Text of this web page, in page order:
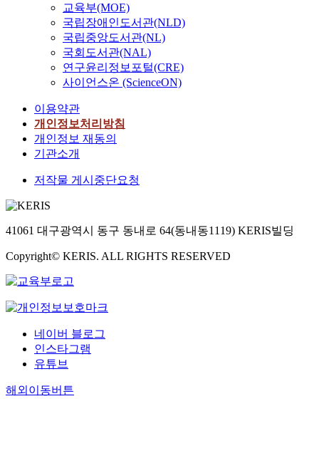
교육부(MOE)
국립장애인도서관(NLD)
국립중앙도서관(NL)
국회도서관(NAL)
연구윤리정보포털(CRE)
사이언스온 (ScienceON)
이용약관
개인정보처리방침
개인정보 재동의
기관소개
저작물 게시중단요청
41061 대구광역시 동구 동내로 64(동내동1119) KERIS빌딩
Copyright© KERIS. ALL RIGHTS RESERVED
네이버 블로그
인스타그램
유튜브
해외이동버튼